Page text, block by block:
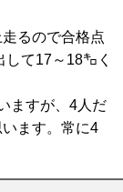
るので合格点
て17～18㌔く
ますが、4人だ
ます。常に4